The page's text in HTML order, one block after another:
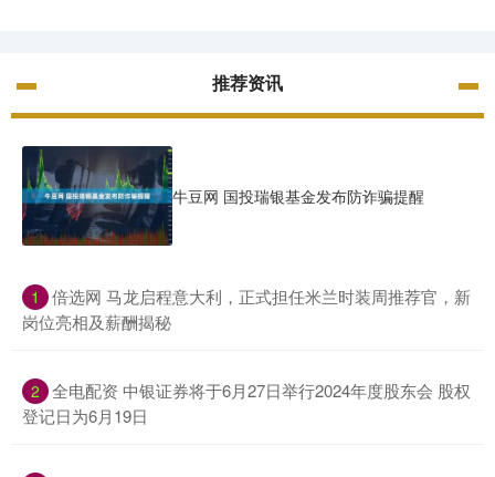
推荐资讯
牛豆网 国投瑞银基金发布防诈骗提醒
1
​倍选网 马龙启程意大利，正式担任米兰时装周推荐官，新
岗位亮相及薪酬揭秘
2 ​全电配资 中银证券将于6月27日举行2024年度股东会 股权
登记日为6月19日